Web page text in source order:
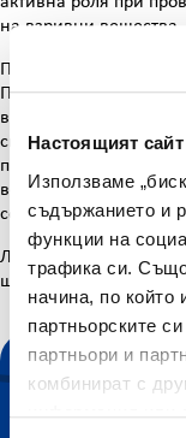
Настоящият
Използваме
съдържанието и
функции на
трафика си.
начина, по който
партньорските
партньори и
комбинират с
на взривни вещества.
Петте кучета ще
Париж, където
включат в
сигурност преди
поставено на 26 юли.
всяка година
сертифициране на
ЛЕВ ИНС пожелава
ще участват на